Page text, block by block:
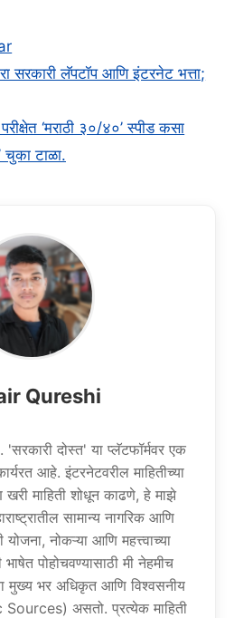
सरकारी लॅपटॉप आणि इंटरनेट भत्ता;
‘मराठी ३०/४०’ स्पीड कसा
चुका टाळा.
Qureshi
दोस्त' या प्लॅटफॉर्मवर एक
आहे. इंटरनेटवरील माहितीच्या
माहिती शोधून काढणे, हे माझे
सामान्य नागरिक आणि
योजना, नोकऱ्या आणि महत्त्वाच्या
भाषेत पोहोचवण्यासाठी मी नेहमीच
मुख्य भर अधिकृत आणि विश्वसनीय
असतो. प्रत्येक माहिती